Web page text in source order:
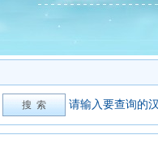
请输入要查询的